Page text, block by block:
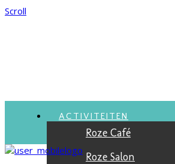
Scroll
ACTIVITEITEN
Roze Café
Roze Salon